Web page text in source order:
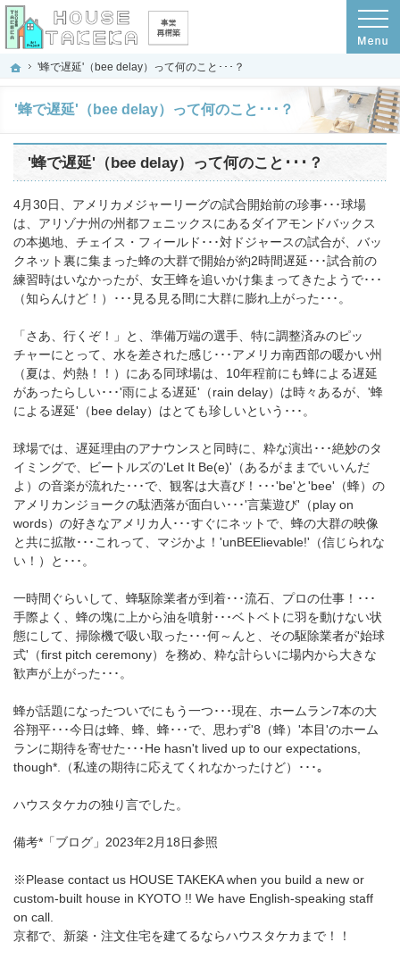
ホーム
'蜂で遅延'（bee delay）って何のこと･･･？
'蜂で遅延'（bee delay）って何のこと･･･？
プロの目線からご提案。京都府京都市の注文住宅・新築戸建てを手がける工務店
京都府京都市の新築・注文住宅・新築戸建てを手がける工務店なら(株)ハウスタケ
'蜂で遅延'（bee delay）って何のこと･･･？
4月30日、アメリカメジャーリーグの試合開始前の珍事･･･球場
は、アリゾナ州の州都フェニックスにあるダイアモンドバックス
の本拠地、チェイス・フィールド･･･対ドジャースの試合が、バッ
クネット裏に集まった蜂の大群で開始が約2時間遅延･･･試合前の
練習時はいなかったが、女王蜂を追いかけ集まってきたようで･･･
（知らんけど！）･･･見る見る間に大群に膨れ上がった･･･。
「さあ、行くぞ！」と、準備万端の選手、特に調整済みのピッ
チャーにとって、水を差された感じ･･･アメリカ南西部の暖かい州
（夏は、灼熱！！）にある同球場は、10年程前にも蜂による遅延
があったらしい･･･'雨による遅延'（rain delay）は時々あるが、'蜂
による遅延'（bee delay）はとても珍しいという･･･。
球場では、遅延理由のアナウンスと同時に、粋な演出･･･絶妙のタ
イミングで、ビートルズの'Let It Be(e)'（あるがままでいいんだ
よ）の音楽が流れた･･･で、観客は大喜び！･･･'be'と'bee'（蜂）の
アメリカンジョークの駄洒落が面白い･･･'言葉遊び'（play on
words）の好きなアメリカ人･･･すぐにネットで、蜂の大群の映像
と共に拡散･･･これって、マジかよ！'unBEElievable!'（信じられな
い！）と･･･。
一時間ぐらいして、蜂駆除業者が到着･･･流石、プロの仕事！･･･
手際よく、蜂の塊に上から油を噴射･･･ベトベトに羽を動けない状
態にして、掃除機で吸い取った･･･何～んと、その駆除業者が'始球
式'（first pitch ceremony）を務め、粋な計らいに場内から大きな
歓声が上がった･･･。
蜂が話題になったついでにもう一つ･･･現在、ホームラン7本の大
谷翔平･･･今日は蜂、蜂、蜂･･･で、思わず'8（蜂）'本目'のホーム
ランに期待を寄せた･･･He hasn't lived up to our expectations,
though*.（私達の期待に応えてくれなかったけど）･･･。
ハウスタケカの独り言でした。
備考*「ブログ」2023年2月18日参照
※Please contact us HOUSE TAKEKA when you build a new or
custom-built house in KYOTO !! We have English-speaking staff
on call.
京都で、新築・注文住宅を建てるならハウスタケカまで！！